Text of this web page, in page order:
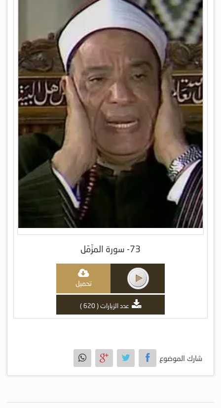
73- سورة المزّمّل
تحميل
عدد الزيارات ( 620 )
شارك الموضوع